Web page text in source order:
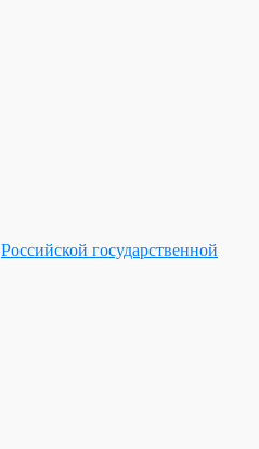
Российской государственной